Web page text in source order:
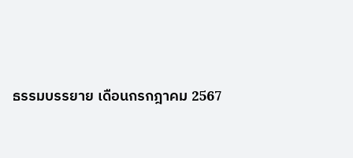
ธรรมบรรยาย เดือนกรกฎาคม 2567